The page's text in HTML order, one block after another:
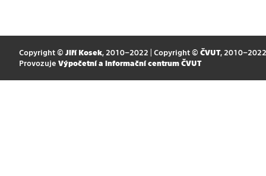
Copyright © Jiří Kosek, 2010–2022 | Copyright © ČVUT, 2010–2022
Provozuje Výpočetní a informační centrum ČVUT